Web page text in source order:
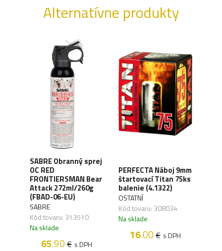
Alternatívne produkty
SABRE Obranný sprej
OC RED
FRONTIERSMAN Bear
Attack 272ml/260g
(FBAD-06-EU)
SABRE
Kód tovaru: 313510
Na sklade
65.90€ s DPH
PERFECTA Náboj 9mm
štartovací Titan 75ks
balenie (4.1322)
OSTATNÍ
Kód tovaru: 308034
Na sklade
16.00€ s DPH